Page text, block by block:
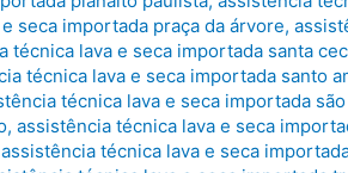
seca importada praça da árvore,
técnica lava e seca importada santa
técnica lava e seca importada santo
técnica lava e seca importada
, assistência técnica lava e seca
assistência técnica lava e seca